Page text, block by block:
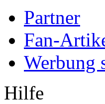
Partner
Fan-
Werbung
Hilfe